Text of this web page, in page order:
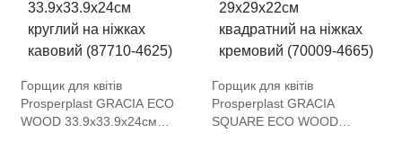
Горщик для квітів
Prosperplast GRACIA ECO
WOOD 33.9х33.9х24см
Горщик для квітів
Prosperplast GRACIA
SQUARE ECO WOOD